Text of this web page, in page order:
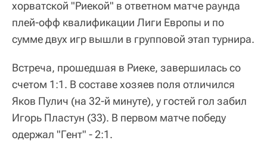
хорватской "Риекой" в ответном матче раунда
плей-офф квалификации Лиги Европы и по
сумме двух игр вышли в групповой этап турнира.
Встреча, прошедшая в Риеке, завершилась со
счетом 1:1. В составе хозяев поля отличился
Яков Пулич (на 32-й минуте), у гостей гол забил
Игорь Пластун (33). В первом матче победу
одержал "Гент" - 2:1.